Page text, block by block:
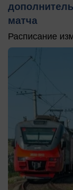
матча
Расписание